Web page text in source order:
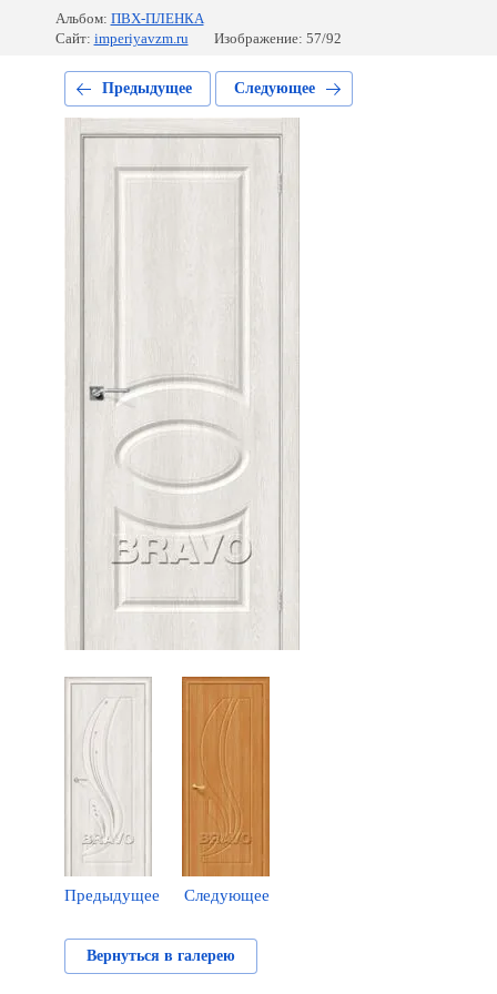
Альбом: ПВХ-ПЛЕНКА
Сайт: imperiyavzm.ru Изображение: 57/92
Предыдущее Следующее
Предыдущее Следующее
Вернуться в галерею